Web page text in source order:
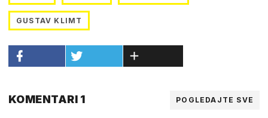
GUSTAV KLIMT
KOMENTARI 1 POGLEDAJTE SVE